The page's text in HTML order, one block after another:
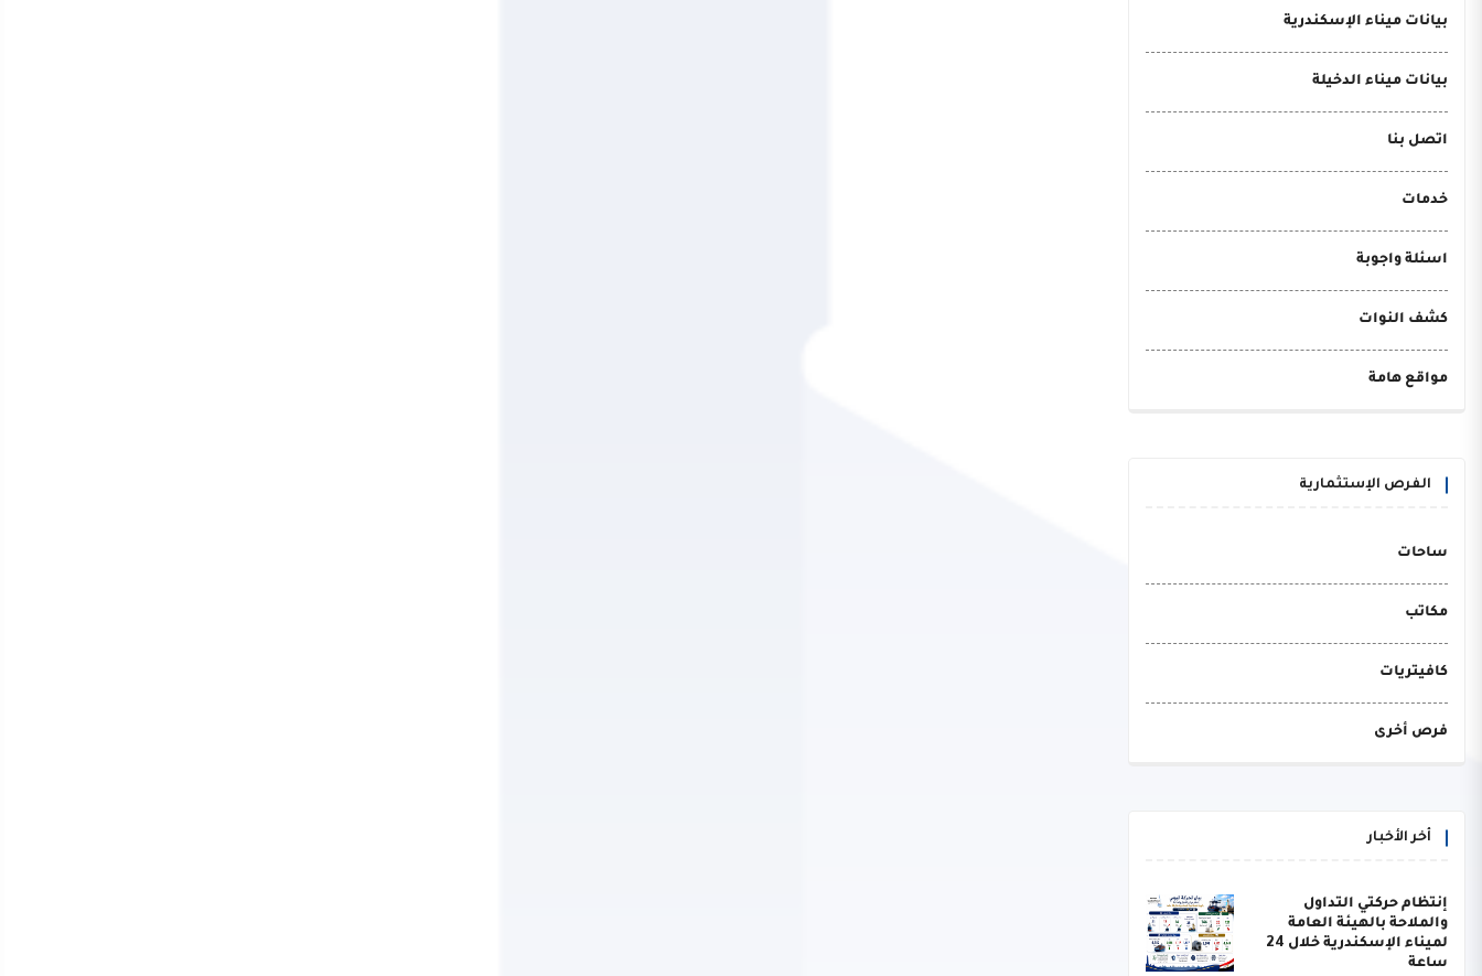
بيانات ميناء الإسكندرية
بيانات ميناء الدخيلة
اتصل بنا
خدمات
اسئلة واجوبة
كشف النوات
مواقع هامة
الفرص الإستثمارية
ساحات
مكاتب
كافيتريات
فرص أخرى
أخر الأخبار
إنتظام حركتي التداول
والملاحة بالهيئة العامة
لميناء الإسكندرية خلال 24
ساعة